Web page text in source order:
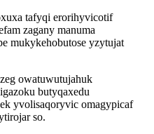
tafyqi erorihyvicotif
zagany manuma
mukykehobutose yzytujat
owatuwutujahuk
butyqaxedu
yvolisaqoryvic omagypicaf
so.